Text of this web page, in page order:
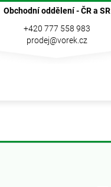
Obchodní oddělení - ČR a SR
+420 777 558 983
prodej@vorek.cz